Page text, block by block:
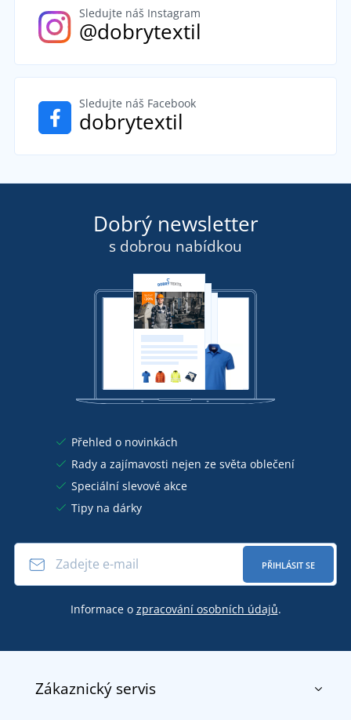
Sledujte náš Instagram
@dobrytextil
Sledujte náš Facebook
dobrytextil
Dobrý newsletter
s dobrou nabídkou
Přehled o novinkách
Rady a zajímavosti nejen ze světa oblečení
Speciální slevové akce
Tipy na dárky
PŘIHLÁSIT SE
Informace o zpracování osobních údajů.
Zákaznický servis